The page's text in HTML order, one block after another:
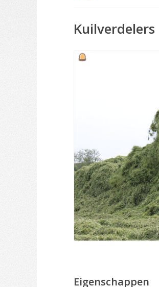
Kuilverdelers
Eigenschappen